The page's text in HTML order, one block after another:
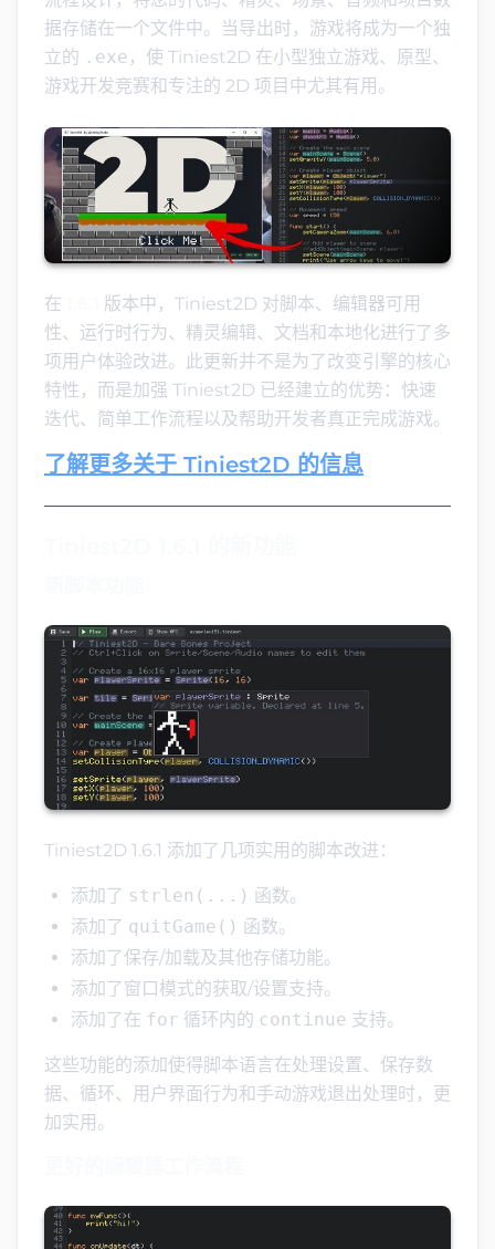
据存储在一个文件中。当导出时，游戏将成为一个独
立的 .exe ，使 Tiniest2D 在小型独立游戏、原型、
游戏开发竞赛和专注的 2D 项目中尤其有用。
在
版本中，Tiniest2D 对脚本、编辑器可用
性、运行时行为、精灵编辑、文档和本地化进行了多
项用户体验改进。此更新并不是为了改变引擎的核心
特性，而是加强 Tiniest2D 已经建立的优势：快速
迭代、简单工作流程以及帮助开发者真正完成游戏。
了解更多关于 Tiniest2D 的信息
Tiniest2D 1.6.1 添加了几项实用的脚本改进：
添加了 strlen(...) 函数。
添加了 quitGame() 函数。
添加了保存/加载及其他存储功能。
添加了窗口模式的获取/设置支持。
添加了在 for 循环内的 continue 支持。
这些功能的添加使得脚本语言在处理设置、保存数
据、循环、用户界面行为和手动游戏退出处理时，更
加实用。